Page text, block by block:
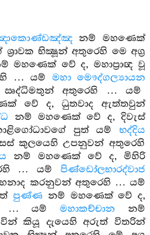
නම් මහණෙක්
ශ්‍රාවක භික්‍ෂූන් අතුරෙහි මෙ අග්‍ර
මහණෙක් වේ ද, මහාප්‍රාඥ වූ
… යම් මහා මෞද්ගල්‍යායන
අතුරෙහි … යම්
වේ ද, ධුතවාද ඇත්තවුන්
නම් මහණෙක් වේ ද, දිවැස්
පුත් යම් භද්දිය
කුලයෙහි උපනුවන් අතුරෙහි
නම් මහණෙක් වේ ද, මිහිරි
… යම් පිණ්ඩෝලභාරද්වාජ
කරනුවන් අතුරෙහි … යම්
පුණ්ණ නම් මහණෙක් වේ ද,
… යම්මහාකච්චාන නම්
කියූ දැයෙහි අරුත් විතරින්